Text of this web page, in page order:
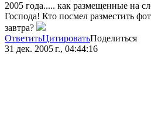
2005 года..... как размещенные на
Господа! Кто посмел разместить
завтра?
ОтветитьЦитироватьПоделиться
31 дек. 2005 г., 04:44:16